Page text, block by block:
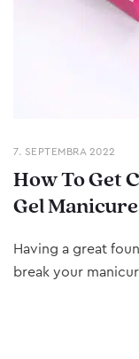
7. SEPTEMBRA 2022
How To Get
Gel
Having a great
break your